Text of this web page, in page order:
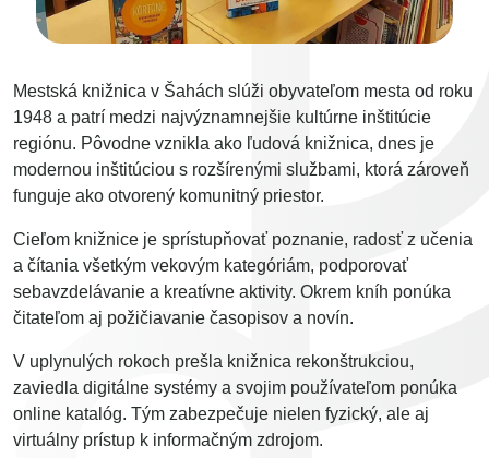
Mestská knižnica v Šahách slúži obyvateľom mesta od roku
1948 a patrí medzi najvýznamnejšie kultúrne inštitúcie
regiónu. Pôvodne vznikla ako ľudová knižnica, dnes je
modernou inštitúciou s rozšírenými službami, ktorá zároveň
funguje ako otvorený komunitný priestor.
Cieľom knižnice je sprístupňovať poznanie, radosť z učenia
a čítania všetkým vekovým kategóriám, podporovať
sebavzdelávanie a kreatívne aktivity. Okrem kníh ponúka
čitateľom aj požičiavanie časopisov a novín.
V uplynulých rokoch prešla knižnica rekonštrukciou,
zaviedla digitálne systémy a svojim používateľom ponúka
online katalóg. Tým zabezpečuje nielen fyzický, ale aj
virtuálny prístup k informačným zdrojom.